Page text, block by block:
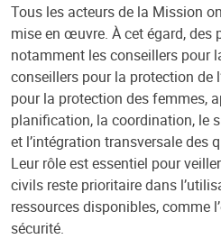
Tous les acteurs de la Mission
mise en œuvre. À cet égard, des
notamment les conseillers pour
conseillers pour la protection de
pour la protection des femmes,
planification, la coordination, le
et l’intégration transversale des
Leur rôle est essentiel pour
civils reste prioritaire dans
ressources disponibles, comme
sécurité.